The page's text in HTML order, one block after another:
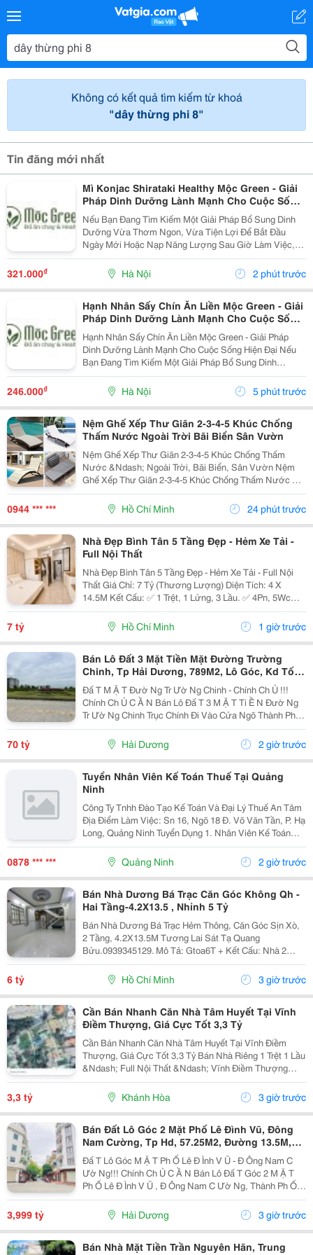
Không có kết quả tìm kiếm từ khoá
"dây thừng phi 8"
Tin đăng mới nhất
Mì Konjac Shirataki Healthy Mộc Green - Giải
Pháp Dinh Dưỡng Lành Mạnh Cho Cuộc Sống
Hiện Đại
Nếu Bạn Đang Tìm Kiếm Một Giải Pháp Bổ Sung Dinh
Dưỡng Vừa Thơm Ngon, Vừa Tiện Lợi Để Bắt Đầu
Ngày Mới Hoặc Nạp Năng Lượng Sau Giờ Làm Việc,
Thì Mì Konjac Shirataki Healthy Mộc Green Chính Là
Lựa Chọn Hoàn Hảo. Vì Sao Nên Lựa Chọn Mì Konjac...
321.000₫ Hà Nội 2 phút trước
Hạnh Nhân Sấy Chín Ăn Liền Mộc Green - Giải
Pháp Dinh Dưỡng Lành Mạnh Cho Cuộc Sống
Hiện Đại
Hạnh Nhân Sấy Chín Ăn Liền Mộc Green - Giải Pháp
Dinh Dưỡng Lành Mạnh Cho Cuộc Sống Hiện Đại Nếu
Bạn Đang Tìm Kiếm Một Giải Pháp Bổ Sung Dinh
Dưỡng Vừa Thơm Ngon, Vừa Tiện Lợi Để Bắt Đầu
Ngày Mới Hoặc Nạp Năng Lượng Sau Giờ Làm Việc,
Thì Hạnh Nhân...
246.000₫ Hà Nội 5 phút trước
Nệm Ghế Xếp Thư Giãn 2-3-4-5 Khúc Chống
Thấm Nước Ngoài Trời Bãi Biển Sân Vườn
Nệm Ghế Xếp Thư Giãn 2-3-4-5 Khúc Chống Thấm
Nước &Ndash; Ngoài Trời, Bãi Biển, Sân Vườn Nệm
Ghế Xếp Thư Giãn 2-3-4-5 Khúc Chống Thấm Nước Có
Nhiều Mẫu, Kích Thước, Màu Sắc Và Chất Liệu Phù
Hợp Nhu Cầu Lựa Chọn. Sản Phẩm Hoàn Thiện Tỉ Mỉ,
Bền Đẹp,...
0944 *** *** Hồ Chí Minh 24 phút trước
Nhà Đẹp Bình Tân 5 Tầng Đẹp - Hẻm Xe Tải -
Full Nội Thất
Nhà Đẹp Bình Tân 5 Tầng Đẹp - Hẻm Xe Tải - Full Nội
Thất Giá Chỉ: 7 Tỷ (Thương Lượng) Diện Tích: 4 X
14.5M Kết Cấu: ✅ 1 Trệt, 1 Lửng, 3 Lầu. ✅ 4Pn, 5Wc
(Có Thể Bố Trí 6Pn). ✅ Phòng Thờ, Phòng Giặt, Sân
Thượng. Hẻm Xe Tải, Gần Mặt Tiền, Thuận...
7 tỷ Hồ Chí Minh 1 giờ trước
Bán Lô Đất 3 Mặt Tiền Mặt Đường Trường
Chinh, Tp Hải Dương, 789M2, Lô Góc, Kd Tốt,
Vị Trí Đẹp
Đấ T M Ặ T Đườ Ng Tr Ườ Ng Chinh - Chính Ch Ủ !!!
Chính Ch Ủ C Ầ N Bán Lô Đấ T 3 M Ặ T Ti Ề N Đườ Ng
Tr Ườ Ng Chinh Trục Chính Đi Vào Cửa Ngõ Thành Ph Ố
H Ả I D Ươ Ng - Di Ệ N Tích 789M2, Lô Góc 3 M Ặ T Ti Ề
70 tỷ Hải Dương 2 giờ trước
Tuyển Nhân Viên Kế Toán Thuế Tại Quảng
Ninh
Công Ty Tnhh Đào Tạo Kế Toán Và Đại Lý Thuế An Tâm
Địa Điểm Làm Việc: Sn 16, Ngõ 18 Đ. Võ Văn Tần, P. Hạ
Long, Quảng Ninh Tuyển Dụng 1. Nhân Viên Kế Toán
Thuế : 05 Mô Tả Công Việc: &Bull; Thực Hiện Các Công
Việc Liên Quan Đến Kế Toán Thuế...
0878 *** *** Quảng Ninh 2 giờ trước
Bán Nhà Dương Bá Trạc Căn Góc Không Qh -
Hai Tầng-4.2X13.5 , Nhỉnh 5 Tỷ
Bán Nhà Dương Bá Trạc Hẻm Thông, Căn Góc Sịn Xò,
2 Tầng, 4.2X13.5M Tương Lai Sát Tạ Quang
Bửu.0939345129. Mô Tả: Gtoa6T + Kết Cấu: Nhà 2
Tầng Btct Kiên Cố, 2 Phòng. + Vị Trí: Ngay Dương Bá
Trạc Thông Tạ Quang Bửu, Âu Dương Lân, Nguyễn Thị
Tần, Dạ...
6 tỷ Hồ Chí Minh 3 giờ trước
Cần Bán Nhanh Căn Nhà Tâm Huyết Tại Vĩnh
Điềm Thượng, Giá Cực Tốt 3,3 Tỷ
Cần Bán Nhanh Căn Nhà Tâm Huyết Tại Vĩnh Điềm
Thượng, Giá Cực Tốt 3,3 Tỷ Bán Nhà Riêng 1 Trệt 1 Lầu
&Ndash; Full Nội Thất &Ndash; Vĩnh Điềm Thượng
&Ndash; Gần 23/10 Vị Trí: Thôn Vĩnh Điềm Thượng,
Cách Đường 23/10 Chỉ 50M Hẻm Thông Thoáng, Kết...
3,3 tỷ Khánh Hòa 3 giờ trước
Bán Đất Lô Góc 2 Mặt Phố Lê Đình Vũ, Đông
Nam Cường, Tp Hd, 57.25M2, Đường 13.5M,
3.X Tỷ
Đấ T Lô Góc M Ặ T Ph Ố Lê Đ Ình V Ũ - Đ Ông Nam C
Ườ Ng!!! Chính Ch Ủ C Ầ N Bán Lô Đấ T Góc 2 M Ặ T
Ph Ố Lê Đ Ình V Ũ , Đ Ông Nam C Ườ Ng, Thành Ph Ố H
Ả I D Ươ Ng - Di Ệ N Tích 57.25M2, H Ướ Ng Tây, Tây B
3,999 tỷ Hải Dương 3 giờ trước
Bán Nhà Mặt Tiền Trần Nguyên Hãn, Trung